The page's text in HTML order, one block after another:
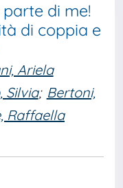
di me!
di coppia e
Ariela
Silvia; Bertoni,
Raffaella